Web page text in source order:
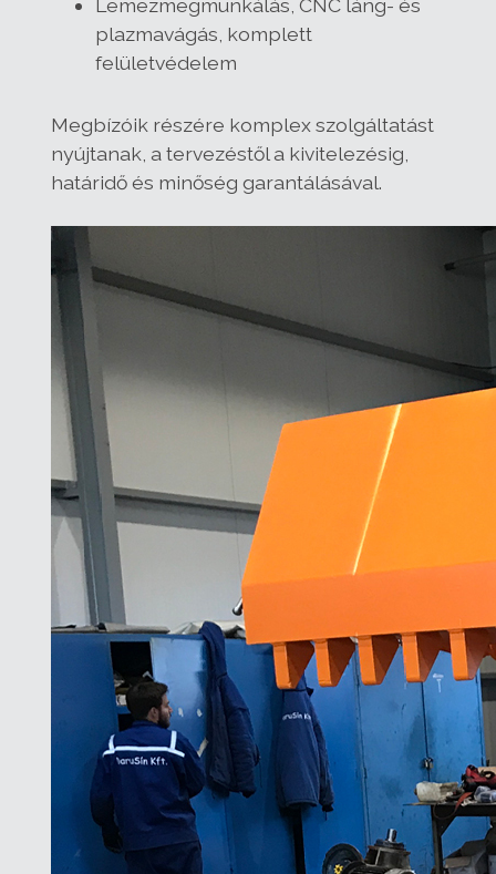
Lemezmegmunkálás, CNC láng- és
plazmavágás, komplett
felületvédelem
Megbízóik részére komplex szolgáltatást
nyújtanak, a tervezéstől a kivitelezésig,
határidő és minőség garantálásával.